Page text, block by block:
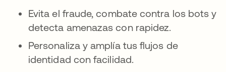
Evita el fraude, combate contra los bots y
detecta amenazas con rapidez.
Personaliza y amplía tus flujos de
identidad con facilidad.